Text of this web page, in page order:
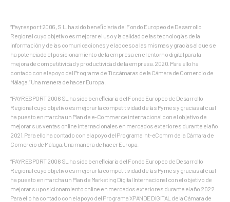
“Payrespor t 2006, S.L. ha sido beneﬁciaria del Fondo Europeo de Desarrollo
Regional cuyo objetivo es mejorar el uso y la calidad de las tecnologías de la
información y de las comunicaciones y el acceso a las mismas y gracias al que se
ha potenciado el posicionamiento de la empresa en el entorno digital para la
mejora de competitividad y productividad de la empresa. 2020. Para ello ha
contado con el apoyo del Programa de Ticcámaras de la Cámara de Comercio de
Málaga.” Una manera de hacer Europa.
“PAYRESPORT 2006 SL ha sido beneﬁciaria del Fondo Europeo de Desarrollo
Regional cuyo objetivo es mejorar la competitividad de las Pymes y gracias al cual
ha puesto en marcha un Plan de e-Commerce internacional con el objetivo de
mejorar sus ventas online internacionales en mercados exteriores durante el año
2021. Para ello ha contado con el apoyo del Programa Int-eComm de la Cámara de
Comercio de Málaga. Una manera de hacer Europa.
“PAYRESPORT 2006 SL ha sido beneﬁciaria del Fondo Europeo de Desarrollo
Regional cuyo objetivo es mejorar la competitividad de las Pymes y gracias al cual
ha puesto en marcha un Plan de Marketing Digital Internacional con el objetivo de
mejorar su posicionamiento online en mercados exteriores durante el año 2022.
Para ello ha contado con el apoyo del Programa XPANDE DIGITAL de la Cámara de